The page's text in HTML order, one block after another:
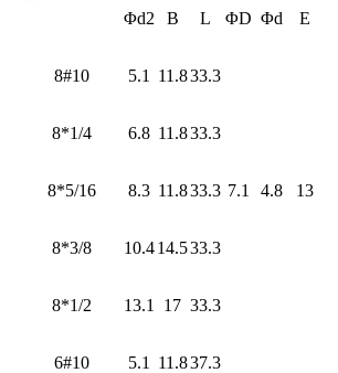
Φd2 B L ΦD Φd E
8#10 5.1 11.833.3
7.1 4.8 13
8*1/4 6.8 11.833.3
8*5/16 8.3 11.833.3
8*3/8 10.414.533.3
8*1/2 13.1 17 33.3
6#10 5.1 11.837.3